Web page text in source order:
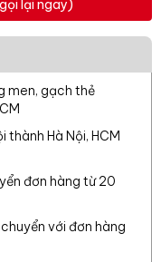
lại ngay)
men, gạch thẻ
Hà Nội, HCM
đơn hàng từ 20
với đơn hàng